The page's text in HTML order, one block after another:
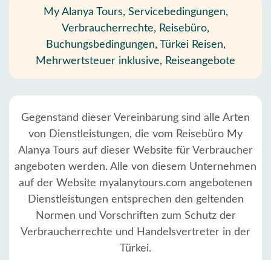
My Alanya Tours, Servicebedingungen,
Verbraucherrechte, Reisebüro,
Buchungsbedingungen, Türkei Reisen,
Mehrwertsteuer inklusive, Reiseangebote
Gegenstand dieser Vereinbarung sind alle Arten
von Dienstleistungen, die vom Reisebüro My
Alanya Tours auf dieser Website für Verbraucher
angeboten werden. Alle von diesem Unternehmen
auf der Website myalanytours.com angebotenen
Dienstleistungen entsprechen den geltenden
Normen und Vorschriften zum Schutz der
Verbraucherrechte und Handelsvertreter in der
Türkei.